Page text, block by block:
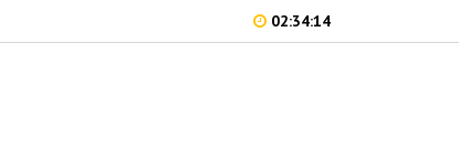
02:34:14